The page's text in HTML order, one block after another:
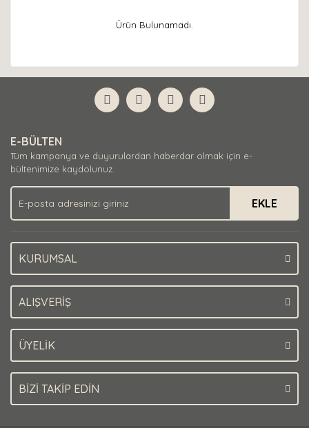
Ürün Bulunamadı.
E-BÜLTEN
Tüm kampanya ve duyurulardan haberdar olmak için e-
bültenimize kaydolunuz.
EKLE
KURUMSAL
ALIŞVERİŞ
ÜYELİK
BİZİ TAKİP EDİN